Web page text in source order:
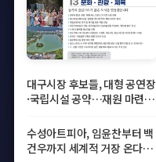
대구시장 후보들, 대형 공연장
·국립시설 공약…재원 마련
수성아트피아, 임윤찬부터 백
건우까지 세계적 거장 온다…